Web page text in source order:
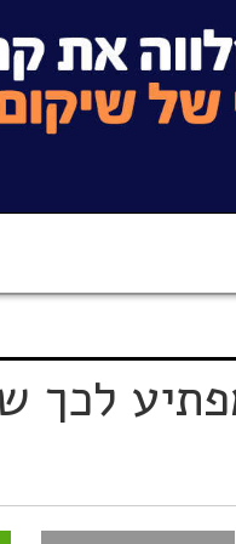
לכך